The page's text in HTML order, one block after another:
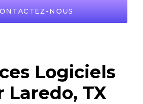
NOUS
Logiciels
Laredo, TX